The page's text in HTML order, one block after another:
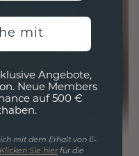
mit
Angebote,
Neue Members
auf 500 €
mit dem Erhalt von E-
Klicken Sie hierfür die